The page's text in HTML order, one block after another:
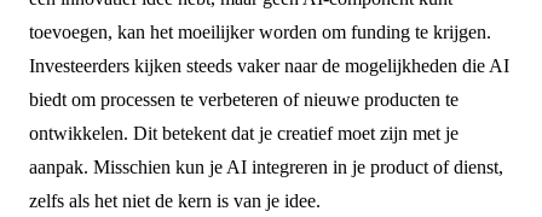
toevoegen, kan het moeilijker worden om funding te krijgen.
Investeerders kijken steeds vaker naar de mogelijkheden die AI
biedt om processen te verbeteren of nieuwe producten te
ontwikkelen. Dit betekent dat je creatief moet zijn met je
aanpak. Misschien kun je AI integreren in je product of dienst,
zelfs als het niet de kern is van je idee.